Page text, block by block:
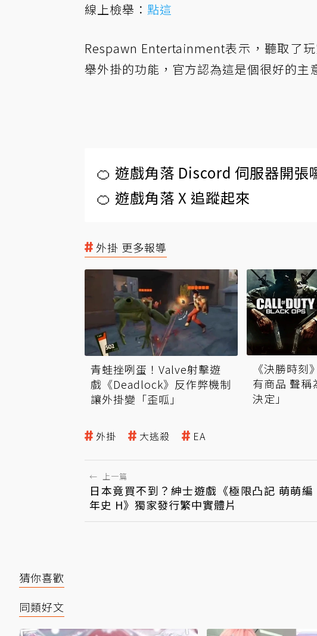
線上檢舉： 點這
Respawn Entertainment表示，聽取了
舉外掛的功能，官方認為這是個很好的主
🍊 遊戲角落 Discord 伺服器開張
🍊 遊戲角落 X 追蹤起來
外掛 更多報導
青蛙挫咧蛋！Valve射擊遊
戲《Deadlock》反作弊機制
讓外掛變「歪呱」
《決勝時刻
有商品 聲稱
決定」
外掛 大逃殺 EA
← 上一篇
日本竟買不到？紳士遊戲《極限凸記 萌萌編
年史 H》獨家發行繁中實體片
猜你喜歡
同類好文